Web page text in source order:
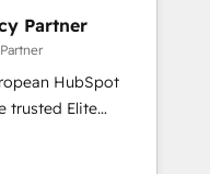
HubSpot
teams to be
services using
Partner
HubSpot
a roadmap on
Commercial